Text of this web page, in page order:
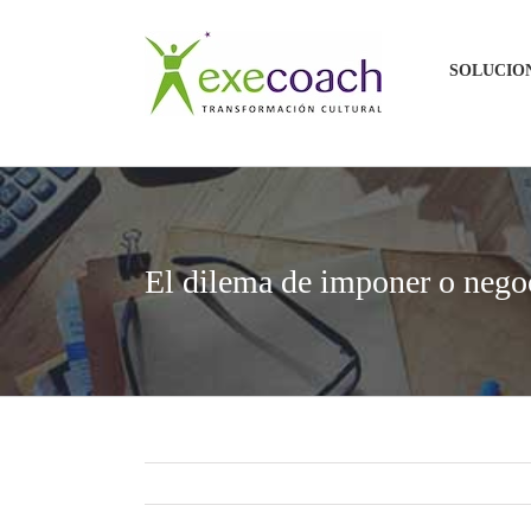
El dilema de imponer o